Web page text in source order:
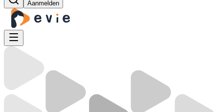
Aanmelden